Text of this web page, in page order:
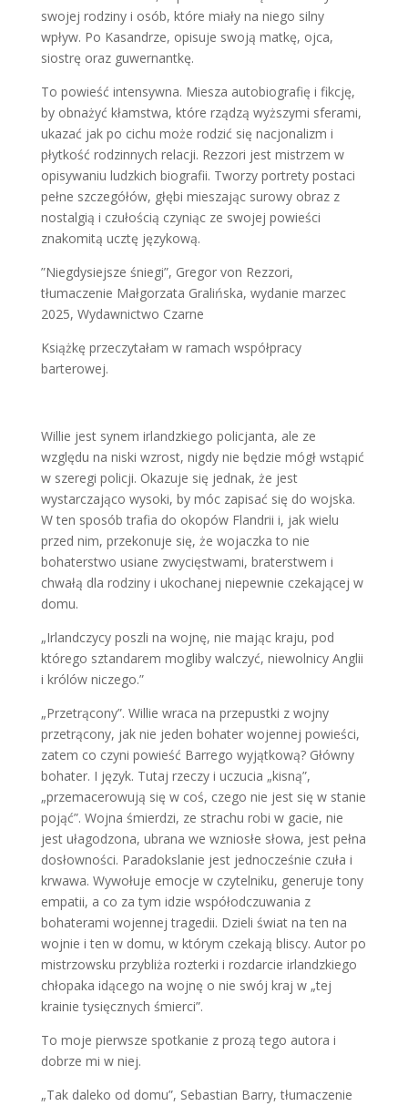
swojej rodziny i osób, które miały na niego silny
wpływ. Po Kasandrze, opisuje swoją matkę, ojca,
siostrę oraz guwernantkę.
To powieść intensywna. Miesza autobiografię i fikcję,
by obnażyć kłamstwa, które rządzą wyższymi sferami,
ukazać jak po cichu może rodzić się nacjonalizm i
płytkość rodzinnych relacji. Rezzori jest mistrzem w
opisywaniu ludzkich biografii. Tworzy portrety postaci
pełne szczegółów, głębi mieszając surowy obraz z
nostalgią i czułością czyniąc ze swojej powieści
znakomitą ucztę językową.
”Niegdysiejsze śniegi”, Gregor von Rezzori,
tłumaczenie Małgorzata Gralińska, wydanie marzec
2025, Wydawnictwo Czarne
Książkę przeczytałam w ramach współpracy
barterowej.
Willie jest synem irlandzkiego policjanta, ale ze
względu na niski wzrost, nigdy nie będzie mógł wstąpić
w szeregi policji. Okazuje się jednak, że jest
wystarczająco wysoki, by móc zapisać się do wojska.
W ten sposób trafia do okopów Flandrii i, jak wielu
przed nim, przekonuje się, że wojaczka to nie
bohaterstwo usiane zwycięstwami, braterstwem i
chwałą dla rodziny i ukochanej niepewnie czekającej w
domu.
„Irlandczycy poszli na wojnę, nie mając kraju, pod
którego sztandarem mogliby walczyć, niewolnicy Anglii
i królów niczego.”
„Przetrącony”. Willie wraca na przepustki z wojny
przetrącony, jak nie jeden bohater wojennej powieści,
zatem co czyni powieść Barrego wyjątkową? Główny
bohater. I język. Tutaj rzeczy i uczucia „kisną”,
„przemacerowują się w coś, czego nie jest się w stanie
pojąć”. Wojna śmierdzi, ze strachu robi w gacie, nie
jest ułagodzona, ubrana we wzniosłe słowa, jest pełna
dosłowności. Paradokslanie jest jednocześnie czuła i
krwawa. Wywołuje emocje w czytelniku, generuje tony
empatii, a co za tym idzie współodczuwania z
bohaterami wojennej tragedii. Dzieli świat na ten na
wojnie i ten w domu, w którym czekają bliscy. Autor po
mistrzowsku przybliża rozterki i rozdarcie irlandzkiego
chłopaka idącego na wojnę o nie swój kraj w „tej
krainie tysięcznych śmierci”.
To moje pierwsze spotkanie z prozą tego autora i
dobrze mi w niej.
„Tak daleko od domu”, Sebastian Barry, tłumaczenie